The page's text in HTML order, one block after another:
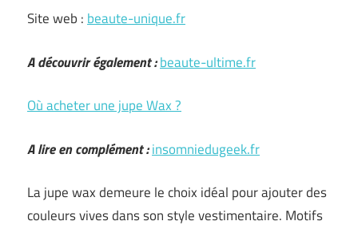
Site web : beaute-unique.fr
A découvrir également :beaute-ultime.fr
Où acheter une jupe Wax ?
A lire en complément :insomniedugeek.fr
La jupe wax demeure le choix idéal pour ajouter des
couleurs vives dans son style vestimentaire. Motifs